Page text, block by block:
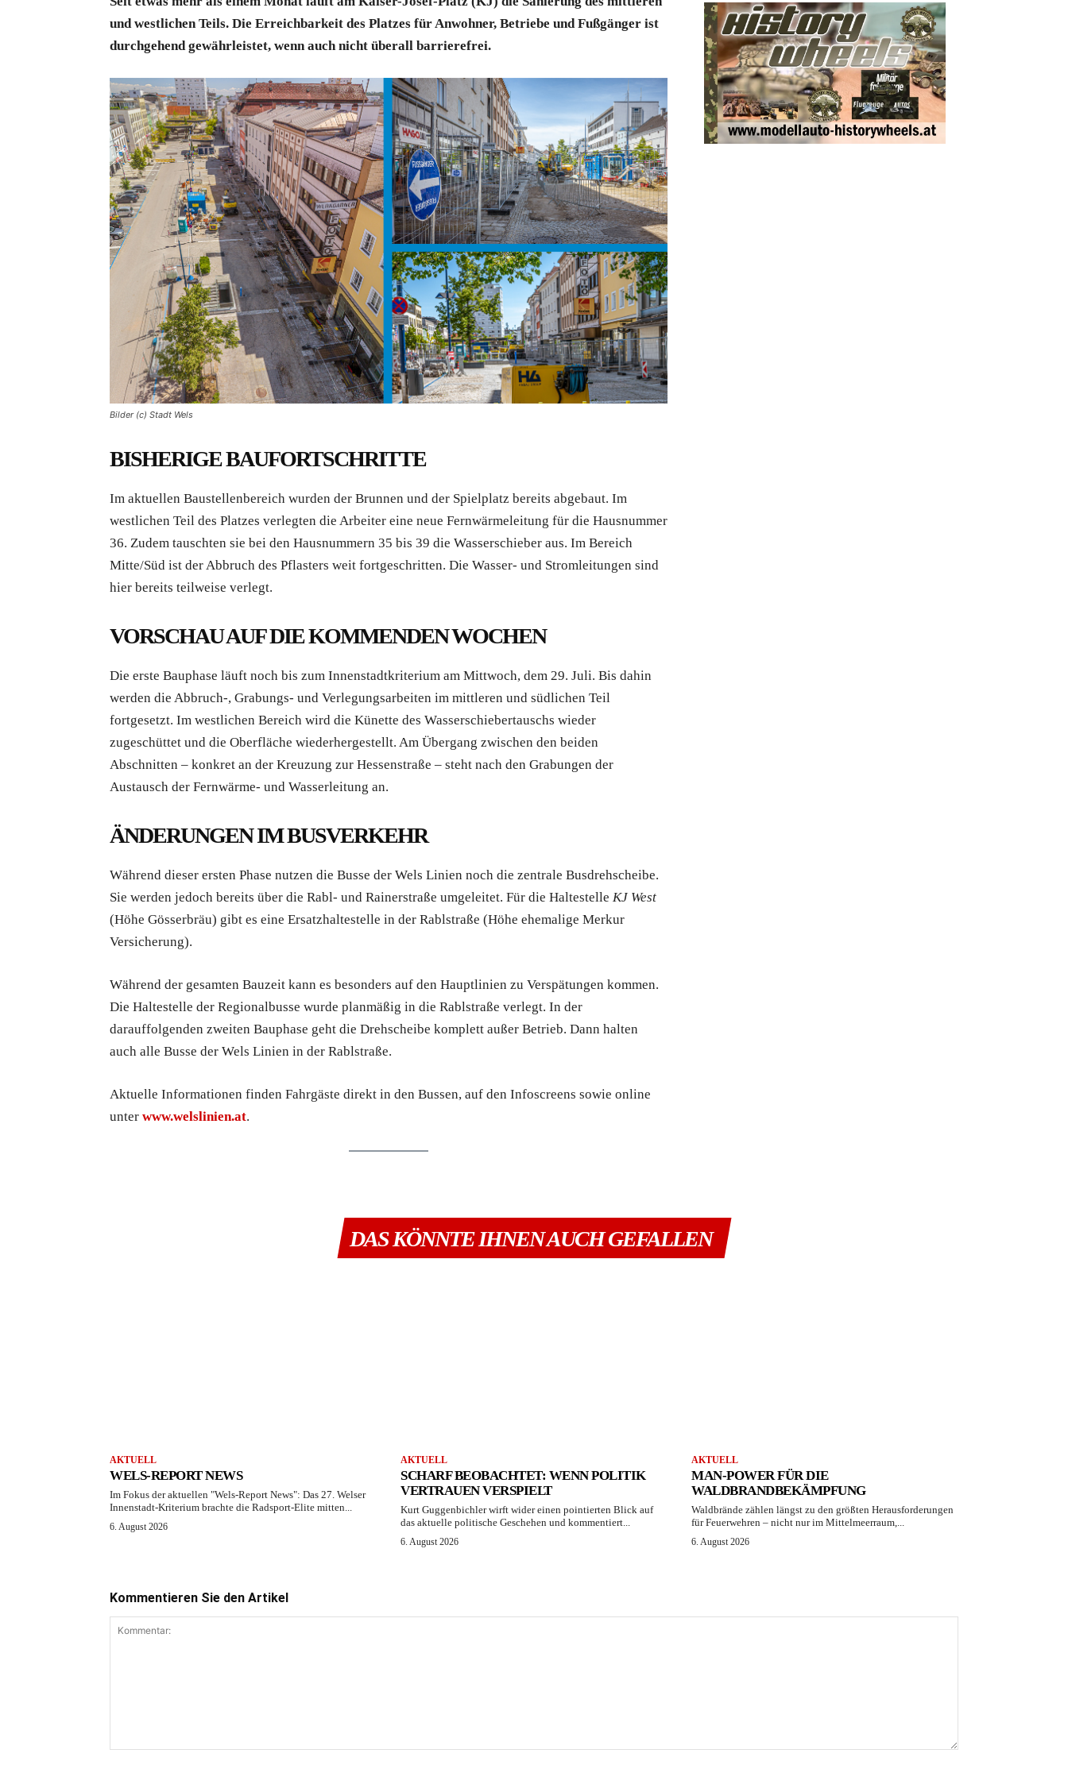
und westlichen Teils. Die Erreichbarkeit des Platzes für Anwohner, Betriebe und Fußgänger ist
durchgehend gewährleistet, wenn auch nicht überall barrierefrei.
Bilder (c) Stadt Wels
BISHERIGE BAUFORTSCHRITTE
Im aktuellen Baustellenbereich wurden der Brunnen und der Spielplatz bereits abgebaut. Im
westlichen Teil des Platzes verlegten die Arbeiter eine neue Fernwärmeleitung für die Hausnummer
36. Zudem tauschten sie bei den Hausnummern 35 bis 39 die Wasserschieber aus. Im Bereich
Mitte/Süd ist der Abbruch des Pflasters weit fortgeschritten. Die Wasser- und Stromleitungen sind
hier bereits teilweise verlegt.
VORSCHAU AUF DIE KOMMENDEN WOCHEN
Die erste Bauphase läuft noch bis zum Innenstadtkriterium am Mittwoch, dem 29. Juli. Bis dahin
werden die Abbruch-, Grabungs- und Verlegungsarbeiten im mittleren und südlichen Teil
fortgesetzt. Im westlichen Bereich wird die Künette des Wasserschiebertauschs wieder
zugeschüttet und die Oberfläche wiederhergestellt. Am Übergang zwischen den beiden
Abschnitten – konkret an der Kreuzung zur Hessenstraße – steht nach den Grabungen der
Austausch der Fernwärme- und Wasserleitung an.
ÄNDERUNGEN IM BUSVERKEHR
Während dieser ersten Phase nutzen die Busse der Wels Linien noch die zentrale Busdrehscheibe.
Sie werden jedoch bereits über die Rabl- und Rainerstraße umgeleitet. Für die Haltestelle KJ West
(Höhe Gösserbräu) gibt es eine Ersatzhaltestelle in der Rablstraße (Höhe ehemalige Merkur
Versicherung).
Während der gesamten Bauzeit kann es besonders auf den Hauptlinien zu Verspätungen kommen.
Die Haltestelle der Regionalbusse wurde planmäßig in die Rablstraße verlegt. In der
darauffolgenden zweiten Bauphase geht die Drehscheibe komplett außer Betrieb. Dann halten
auch alle Busse der Wels Linien in der Rablstraße.
Aktuelle Informationen finden Fahrgäste direkt in den Bussen, auf den Infoscreens sowie online
unter www.welslinien.at.
DAS KÖNNTE IHNEN AUCH GEFALLEN
AKTUELL
WELS-REPORT NEWS
Im Fokus der aktuellen "Wels-Report News": Das 27. Welser
Innenstadt-Kriterium brachte die Radsport-Elite mitten...
6. August 2026
AKTUELL
SCHARF BEOBACHTET: WENN POLITIK
VERTRAUEN VERSPIELT
Kurt Guggenbichler wirft wider einen pointierten Blick auf
das aktuelle politische Geschehen und kommentiert...
6. August 2026
AKTUELL
MAN-POWER FÜR DIE
WALDBRANDBEKÄMPFUNG
Waldbrände zählen längst zu den größten Herausforderungen
für Feuerwehren – nicht nur im Mittelmeerraum,...
6. August 2026
Kommentieren Sie den Artikel